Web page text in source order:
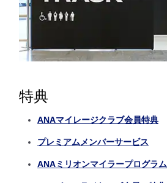
特典
ANAマイレージクラブ会員特典
プレミアムメンバーサービス
ANAミリオンマイラープログラム